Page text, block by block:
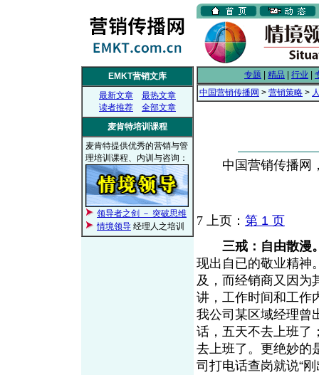
EMKT营销文库
最新文章
最热文章
读者推荐
全部文章
麦肯特培训课程
麦肯特提供优秀的营销与管
理培训课程、内训与咨询：
领导者之剑 － 突破思维
情境领导 经理人之培训
专题 精品 行业
中国营销传播网 > 营销策略 >
中国营销传播网
7 上页： 第 1 页
三戒：自由散漫
现出自已的敬业精神
及，而经销商又因为
讲，工作时间和工作
我公司某区域经理曾
话，五天不去上班了
去上班了。更绝妙的
司打电话查岗就说“